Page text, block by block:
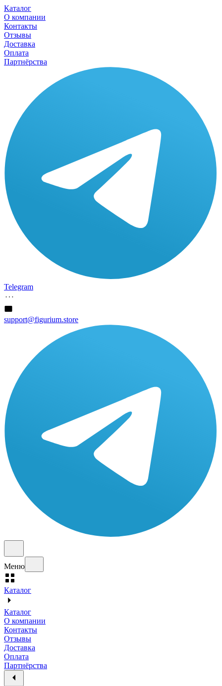
Каталог
О компании
Контакты
Отзывы
Доставка
Оплата
Партнёрства
Telegram
support@figurium.store
Меню
Каталог
Каталог
О компании
Контакты
Отзывы
Доставка
Оплата
Партнёрства